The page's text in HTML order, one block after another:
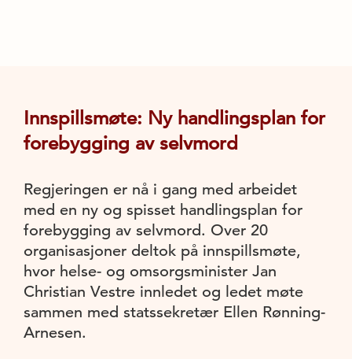
Innspillsmøte: Ny handlingsplan for
forebygging av selvmord
Regjeringen er nå i gang med arbeidet
med en ny og spisset handlingsplan for
forebygging av selvmord. Over 20
organisasjoner deltok på innspillsmøte,
hvor helse- og omsorgsminister Jan
Christian Vestre innledet og ledet møte
sammen med statssekretær Ellen Rønning-
Arnesen.